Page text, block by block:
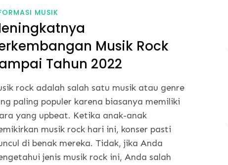
MUSIK
Musik Rock
Tahun 2022
rock adalah salah satu musik atau genre
paling populer karena biasanya memiliki
yang upbeat. Ketika anak-anak
musik rock hari ini, konser pasti
di benak mereka. Tidak, jika Anda
jenis musik rock ini, Anda salah